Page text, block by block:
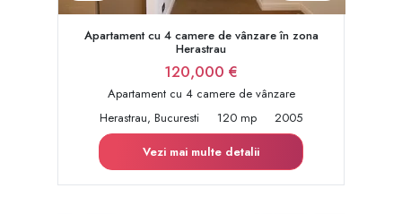
Apartament cu 4 camere de vânzare în zona
Herastrau
120,000 €
Apartament cu 4 camere de vânzare
Herastrau, Bucuresti
120 mp
2005
Vezi mai multe detalii